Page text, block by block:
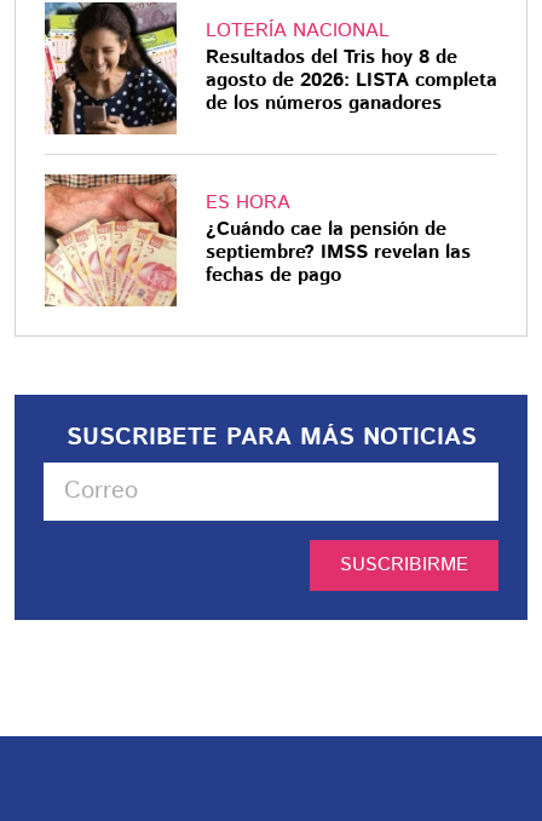
LOTERÍA NACIONAL
Resultados del Tris hoy 8 de
agosto de 2026: LISTA completa
de los números ganadores
ES HORA
¿Cuándo cae la pensión de
septiembre? IMSS revelan las
fechas de pago
SUSCRIBETE PARA MÁS NOTICIAS
SUSCRIBIRME